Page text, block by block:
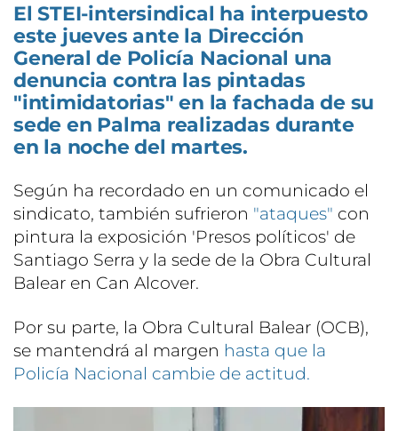
El STEI-intersindical ha interpuesto
este jueves ante la Dirección
General de Policía Nacional una
denuncia contra las pintadas
"intimidatorias" en la fachada de su
sede en Palma realizadas durante
en la noche del martes.
Según ha recordado en un comunicado el
sindicato, también sufrieron "ataques" con
pintura la exposición 'Presos políticos' de
Santiago Serra y la sede de la Obra Cultural
Balear en Can Alcover.
Por su parte, la Obra Cultural Balear (OCB),
se mantendrá al margen hasta que la
Policía Nacional cambie de actitud.